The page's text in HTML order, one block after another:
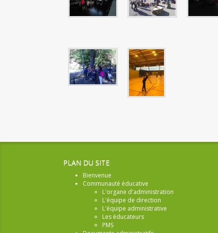
PLAN DU SITE
Bienvenue
Communauté éducative
L'organe d'administration
L'équipe de direction
L'équipe administrative
Les éducateurs
PMS